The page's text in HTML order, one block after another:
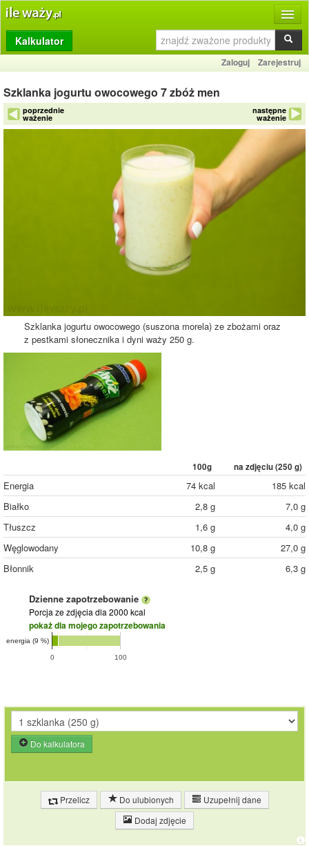
Produkty
Dziennik
Przelicznik
Porównywarka
Kalkulator
Zaloguj Zarejestruj
Szklanka jogurtu owocowego 7 zbóż men
poprzednie
ważenie
następne
ważenie
Szklanka jogurtu owocowego (suszona morela) ze zbożami oraz
z pestkami słonecznika i dyni waży 250 g.
100g na zdjęciu (250 g)
Energia 74 kcal
185 kcal
Białko
2,8 g
7,0 g
Tłuszcz
1,6 g
4,0 g
Węglowodany
10,8 g
27,0 g
Błonnik
2,5 g 6,3 g
Dzienne zapotrzebowanie
Porcja ze zdjęcia dla 2000 kcal
pokaż dla mojego zapotrzebowania
0 100
energia (9 %)
Do kalkulatora
Przelicz Do ulubionych
Uzupełnij dane
Dodaj zdjęcie